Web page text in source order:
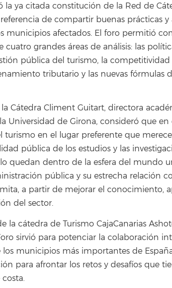
la ya citada constitución de la Red de
de compartir buenas prácticas y
municipios afectados. El foro permitió
cuatro grandes áreas de análisis: las
pública del turismo, la
tributario y las nuevas fórmulas
Cátedra Climent Guitart, directora
Universidad de Girona, consideró que
en el lugar preferente que merece
pública de los estudios y las
quedan dentro de la esfera del mundo
pública y su estrecha relación
a partir de mejorar el conocimiento,
del sector.
la cátedra de Turismo CajaCanarias
sirvió para potenciar la colaboración
municipios más importantes de
para afrontar los retos y desafíos que